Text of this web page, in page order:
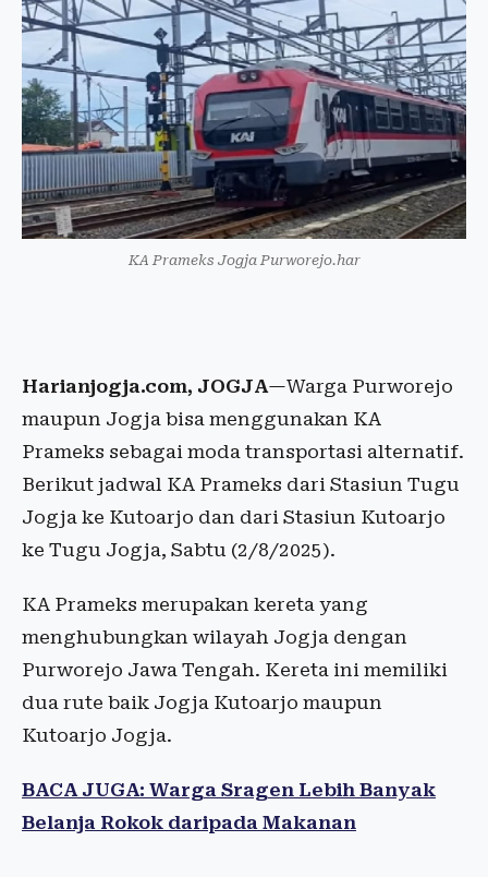
KA Prameks Jogja Purworejo.har
Harianjogja.com, JOGJA—Warga Purworejo
maupun Jogja bisa menggunakan KA
Prameks sebagai moda transportasi alternatif.
Berikut jadwal KA Prameks dari Stasiun Tugu
Jogja ke Kutoarjo dan dari Stasiun Kutoarjo
ke Tugu Jogja, Sabtu (2/8/2025).
KA Prameks merupakan kereta yang
menghubungkan wilayah Jogja dengan
Purworejo Jawa Tengah. Kereta ini memiliki
dua rute baik Jogja Kutoarjo maupun
Kutoarjo Jogja.
BACA JUGA: Warga Sragen Lebih Banyak
Belanja Rokok daripada Makanan